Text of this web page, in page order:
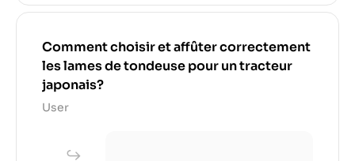
Comment choisir et affûter correctement
les lames de tondeuse pour un tracteur
japonais?
User